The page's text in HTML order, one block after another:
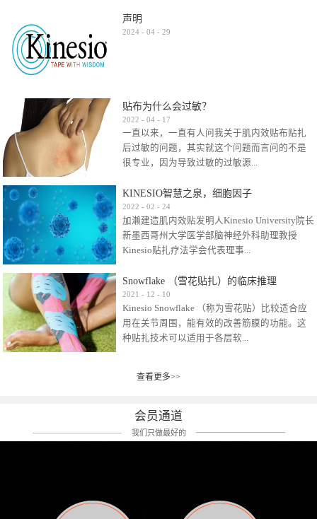
声明
2024 - 04 - 29
贴布为什么会过敏？
2022 - 04 - 17
一直以来，一直有人问我关于肌内效贴布贴扎
后过敏的问题，其实就这个问题而言问的不是
很专业，因为导致过敏的过敏源...
很多，比如试穿件衣服有时都会过敏，特定条
件下吃东西有时也会过敏，难道不吃不穿了？
其他品牌的在此我们不予评价，就KINESIO肌内
效贴布来说，40多年的研究开发制造肌内效贴
比如我本人，几乎天天接触KINESIO肌内效，无
论从皮肤适应性还是本人皮肤本身就不属于不
易过敏的那种，基本不会有过敏瘙痒的情况。
但是，当身体不适、休息不好、持续紧张等特
殊因素的影响下，有时还是会出现瘙痒过敏的
前后后居家近30天左右，感觉日子都日夜颠倒
痛影响走路。当天疼痛部贴了EDF和胃十字，膝
关节贴了半月板贴布。第2天第12肋部的EDF和
消失，贴布也没有出现进一步瘙痒过敏。而膝
KINESIO智慧之泉，细胞因子
2022 - 02 - 24
加濑建造肌内效贴发明人Kinesio University院长
新墨西哥州大学医学部脑神经外科助理教授
Kinesio贴扎疗法学会代表理事...
Kinesio Taping Association International
（KTAI）名誉会长 身体具有免疫、疼痛、细胞
破坏、发热、修复、增殖、再生等自然愈合能
力。 多作为细胞因子存在于皮肤表皮、真皮、
扎疗法）的效果是通过创造一个环境，使每种
以激发身体的自然愈合能力。 通常，药物会削
弱细胞因子的作用，单方面还会引起副作用的
症状。 与此相比，Kinesio肌内效贴创造了细
的控制仍有许多未知。 细胞因子是一种酵素，
Snowflake （雪花贴扎）的临床推理
2021 - 12 - 10
Kinesio Snowflake （称为雪花贴）比较适合应
用在关节周围，能有效的改善筋膜的功能。这
种贴扎技术可以适用于各层软...
组织:肌肉，肌腱，韧带（主要围绕有问题的关
状，而是指贴布本身很重量，以及贴布刺激的
类型。贴布的应用充分利用了体内由间质液组
成的自然流体力学的流体层。这种轻微的刺激
间，还可以在单片贴布上提供支持和深度刺
激。通过对间质液的适当控制，可以连接皮下
查看更多>>
会员通道
我们只做最好的